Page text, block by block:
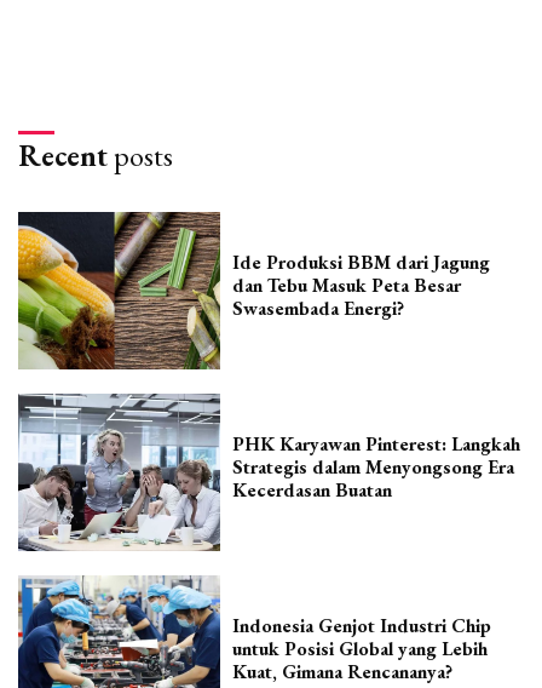
Recentposts
Ide Produksi BBM dari Jagung
dan Tebu Masuk Peta Besar
Swasembada Energi?
PHK Karyawan Pinterest: Langkah
Strategis dalam Menyongsong Era
Kecerdasan Buatan
Indonesia Genjot Industri Chip
untuk Posisi Global yang Lebih
Kuat, Gimana Rencananya?